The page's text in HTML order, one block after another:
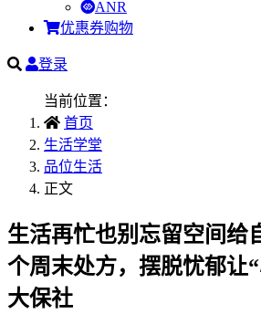
ANR
优惠券购物
登录
当前位置：
首页
生活学堂
品位生活
正文
生活再忙也别忘留空间给
个周末处方，摆脱忧郁让
大保社